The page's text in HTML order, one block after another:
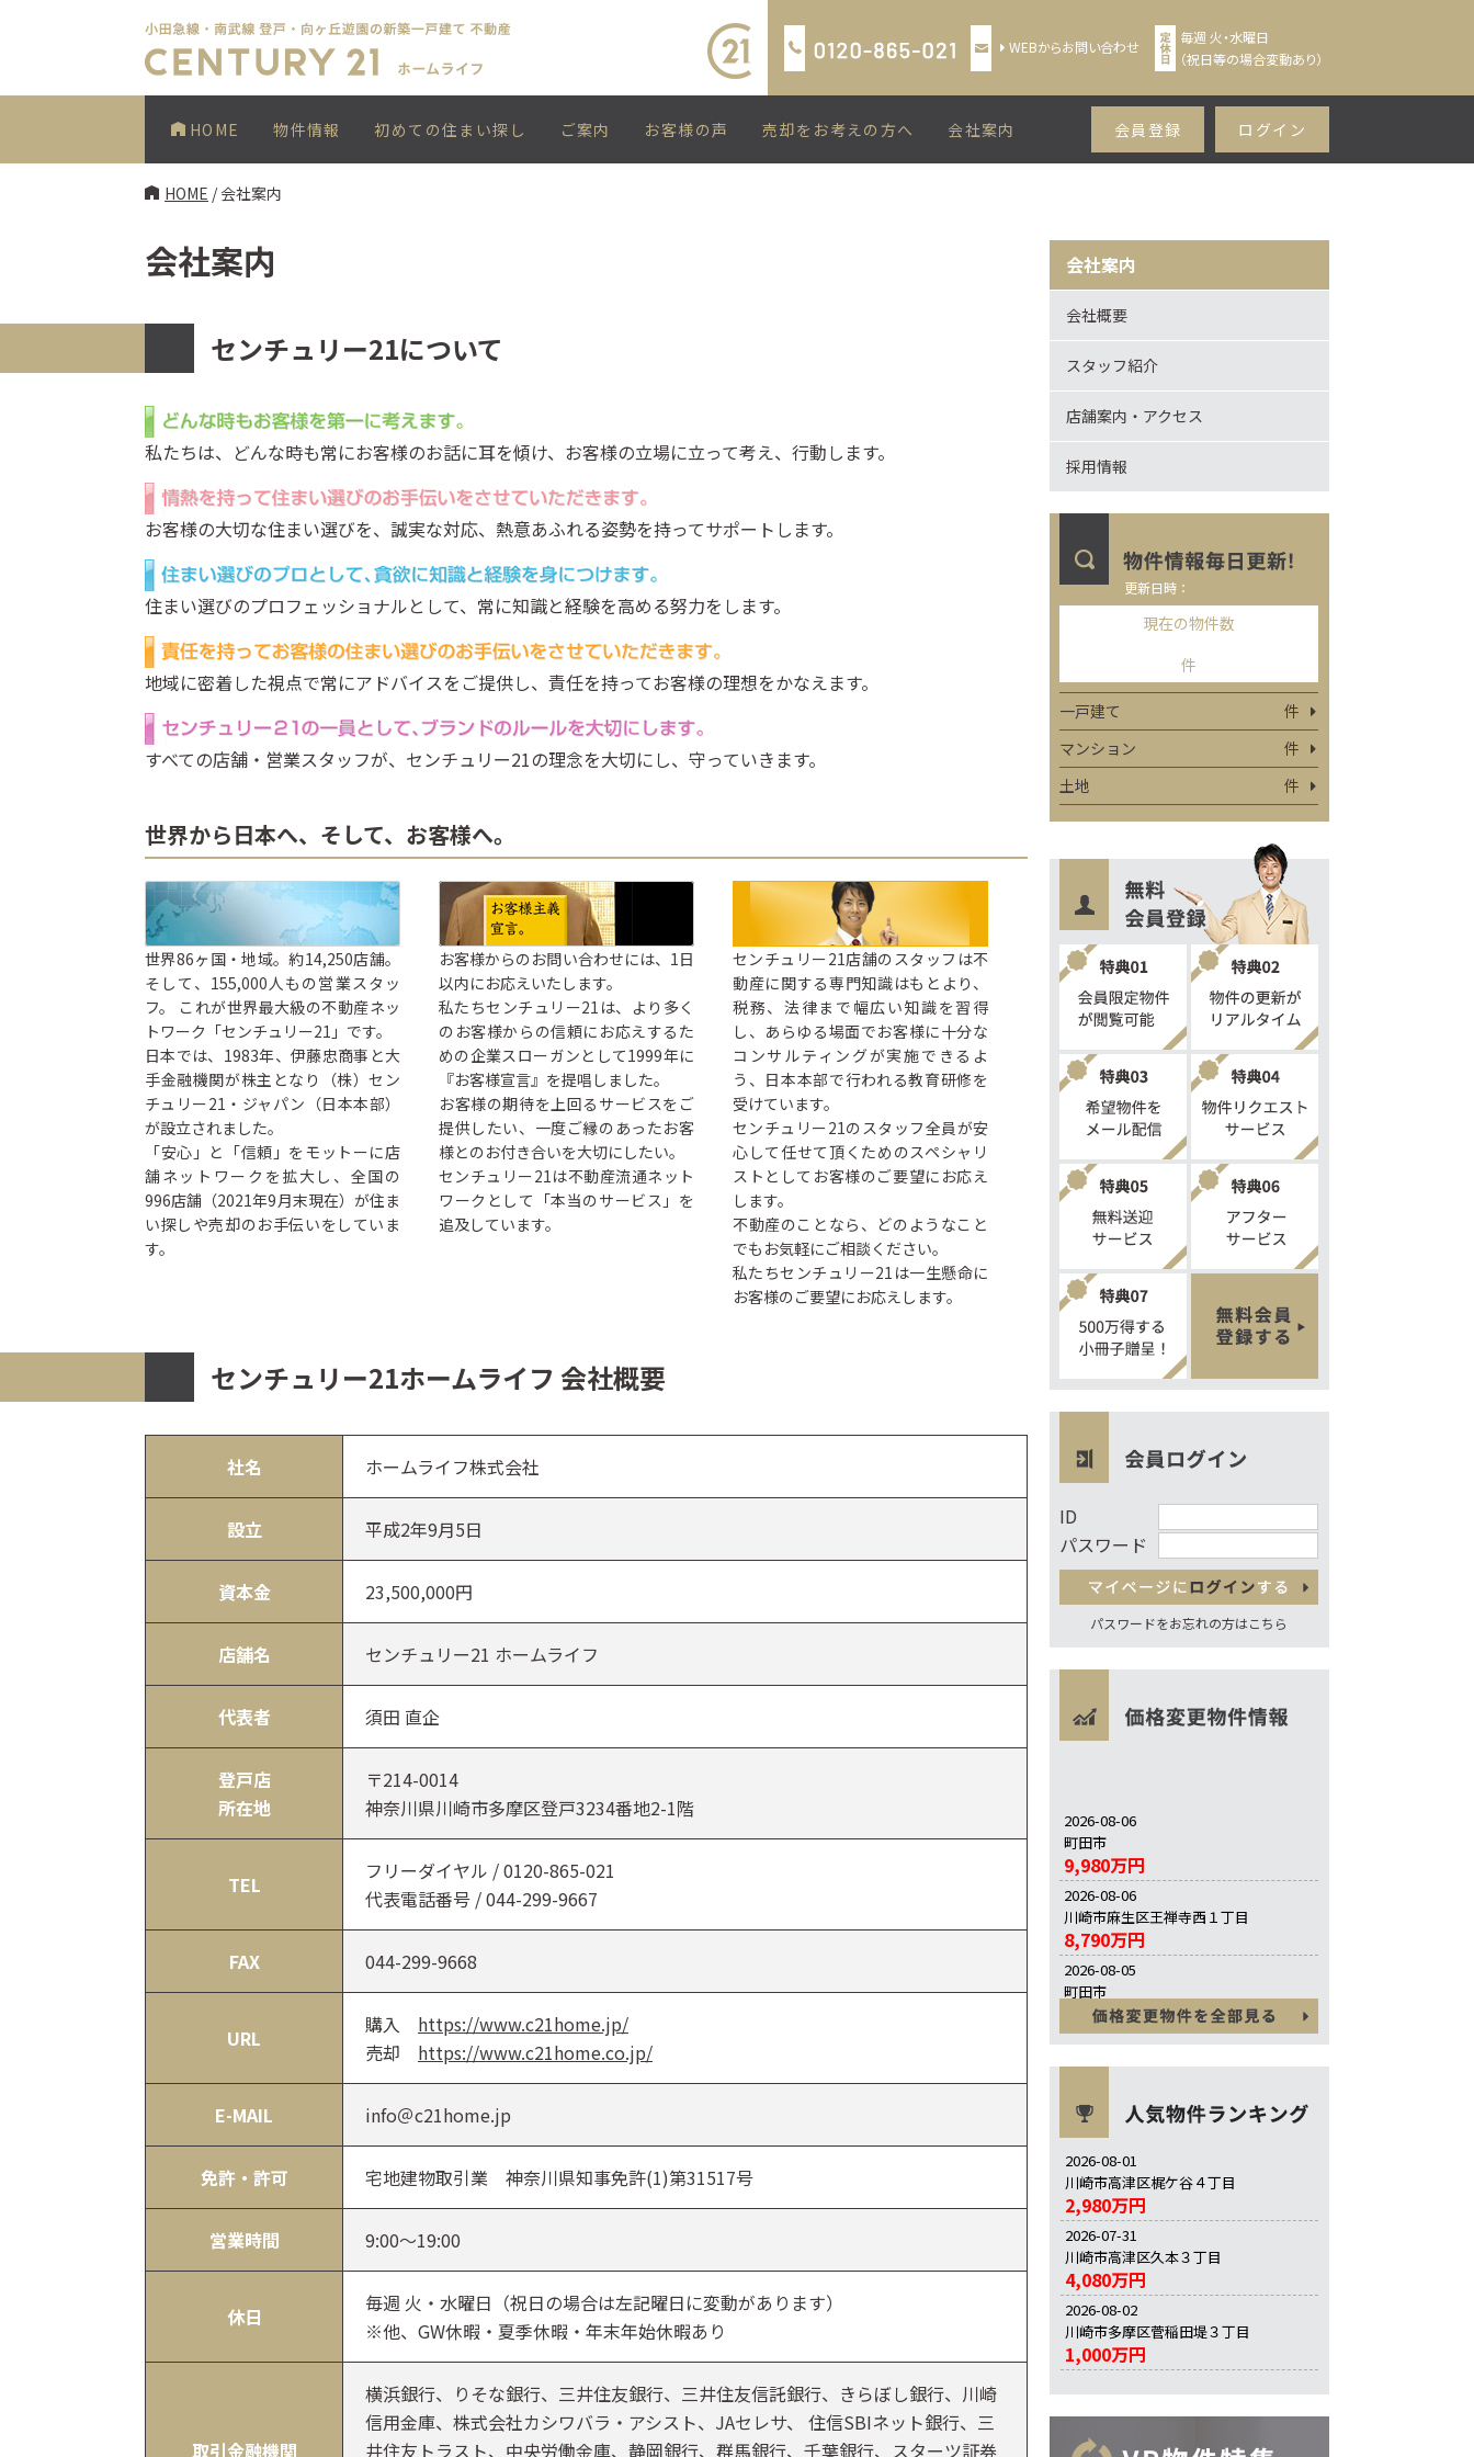
WEBからお問い合わせ
毎週 火・水曜日
（祝日等の場合変動あり）
HOME 物件情報 初めての住まい探し ご案内 お客様の声 売却をお考えの方へ 会社案内 会員登録 ログイン
HOME /会社案内
会社案内
センチュリー21について
私たちは、どんな時も常にお客様のお話に耳を傾け、お客様の立場に立って考え、行動します。
お客様の大切な住まい選びを、誠実な対応、熱意あふれる姿勢を持ってサポートします。
住まい選びのプロフェッショナルとして、常に知識と経験を高める努力をします。
地域に密着した視点で常にアドバイスをご提供し、責任を持ってお客様の理想をかなえます。
すべての店舗・営業スタッフが、センチュリー21の理念を大切にし、守っていきます。
世界から日本へ、そして、お客様へ。
世界86ヶ国・地域。約14,250店舗。
そして、155,000人もの営業スタッ
フ。 これが世界最大級の不動産ネッ
トワーク「センチュリー21」です。
日本では、1983年、伊藤忠商事と大
手金融機関が株主となり（株）セン
チュリー21・ジャパン（日本本部）
が設立されました。
「安心」と「信頼」をモットーに店
舗ネットワークを拡大し、全国の
996店舗（2021年9月末現在）が住ま
い探しや売却のお手伝いをしていま
す。
お客様からのお問い合わせには、1日
以内にお応えいたします。
私たちセンチュリー21は、より多く
のお客様からの信頼にお応えするた
めの企業スローガンとして1999年に
『お客様宣言』を提唱しました。
お客様の期待を上回るサービスをご
提供したい、一度ご縁のあったお客
様とのお付き合いを大切にしたい。
センチュリー21は不動産流通ネット
ワークとして「本当のサービス」を
追及しています。
センチュリー21店舗のスタッフは不
動産に関する専門知識はもとより、
税務、法律まで幅広い知識を習得
し、あらゆる場面でお客様に十分な
コンサルティングが実施できるよ
う、日本本部で行われる教育研修を
受けています。
センチュリー21のスタッフ全員が安
心して任せて頂くためのスペシャリ
ストとしてお客様のご要望にお応え
します。
不動産のことなら、どのようなこと
でもお気軽にご相談ください。
私たちセンチュリー21は一生懸命に
お客様のご要望にお応えします。
センチュリー21ホームライフ 会社概要
社名 ホームライフ株式会社
設立 平成2年9月5日
資本金 23,500,000円
店舗名 センチュリー21 ホームライフ
代表者 須田 直企
登戸店
所在地
〒214-0014
神奈川県川崎市多摩区登戸3234番地2-1階
TEL
フリーダイヤル / 0120-865-021
代表電話番号 / 044-299-9667
FAX 044-299-9668
URL
購入 https://www.c21home.jp/
売却 https://www.c21home.co.jp/
E-MAIL info＠c21home.jp
免許・許可 宅地建物取引業 神奈川県知事免許(1)第31517号
営業時間 9:00〜19:00
休日
毎週 火・水曜日（祝日の場合は左記曜日に変動があります）
※他、GW休暇・夏季休暇・年末年始休暇あり
取引金融機関
横浜銀行、りそな銀行、三井住友銀行、三井住友信託銀行、きらぼし銀行、川崎
信用金庫、株式会社カシワバラ・アシスト、JAセレサ、 住信SBIネット銀行、三
井住友トラスト、中央労働金庫、静岡銀行、群馬銀行、千葉銀行、スターツ証券
会社案内
会社概要
スタッフ紹介
店舗案内・アクセス
採用情報
更新日時：
現在の物件数
件
一戸建て
件
マンション
件
土地
件
ID
パスワード
パスワードをお忘れの方はこちら
2026-08-06
町田市
9,980万円
2026-08-06
川崎市麻生区王禅寺西１丁目
8,790万円
2026-08-05
町田市
6,990万円
2026-08-01
川崎市高津区梶ケ谷４丁目
2,980万円
2026-07-31
川崎市高津区久本３丁目
4,080万円
2026-08-02
川崎市多摩区菅稲田堤３丁目
1,000万円